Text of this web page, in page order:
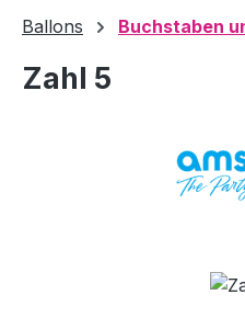
Ballons Buchstaben
Zahl 5
Bildergalerie überspringen